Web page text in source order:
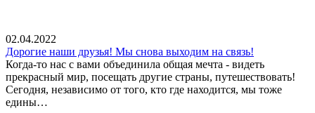
02.04.2022
Дорогие наши друзья! Мы снова выходим на связь!
Когда-то нас с вами объединила общая мечта - видеть
прекрасный мир, посещать другие страны, путешествовать!
Сегодня, независимо от того, кто где находится, мы тоже
едины…